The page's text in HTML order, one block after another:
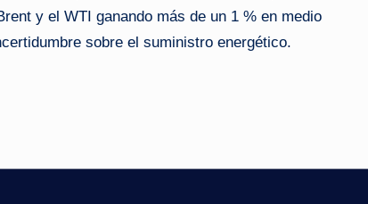
y el WTI ganando más de un 1 % en medio
sobre el suministro energético.